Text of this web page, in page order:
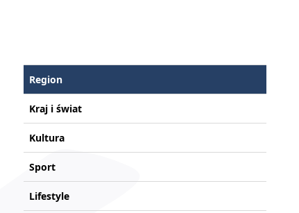
Region
Kraj i świat
Kultura
Sport
Lifestyle